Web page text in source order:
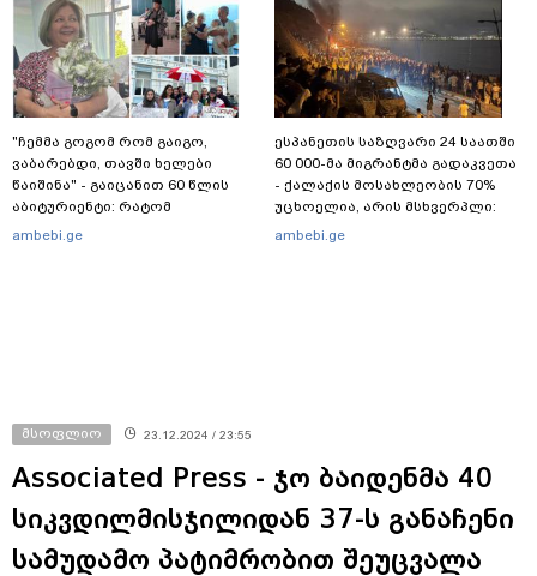
"ჩემმა გოგომ რომ გაიგო,
ვაბარებდი, თავში ხელები
წაიშინა" - გაიცანით 60 წლის
აბიტურიენტი: რატომ
გადაწყვიტა ბაგრატიონთა
ambebi.ge
ესპანეთის საზღვარი 24 საათში
60 000-მა მიგრანტმა გადაკვეთა
- ქალაქის მოსახლეობის 70%
უცხოელია, არის მსხვერპლი:
ბოლო ცნობები სეუტადან,
ambebi.ge
მსოფლიო 23.12.2024 / 23:55
Associated Press - ჯო ბაიდენმა 40
სიკვდილმისჯილიდან 37-ს განაჩენი
სამუდამო პატიმრობით შეუცვალა